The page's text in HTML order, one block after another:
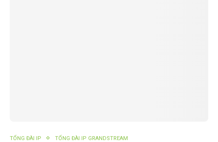
TỔNG ĐÀI IP TỔNG ĐÀI IP GRANDSTREAM